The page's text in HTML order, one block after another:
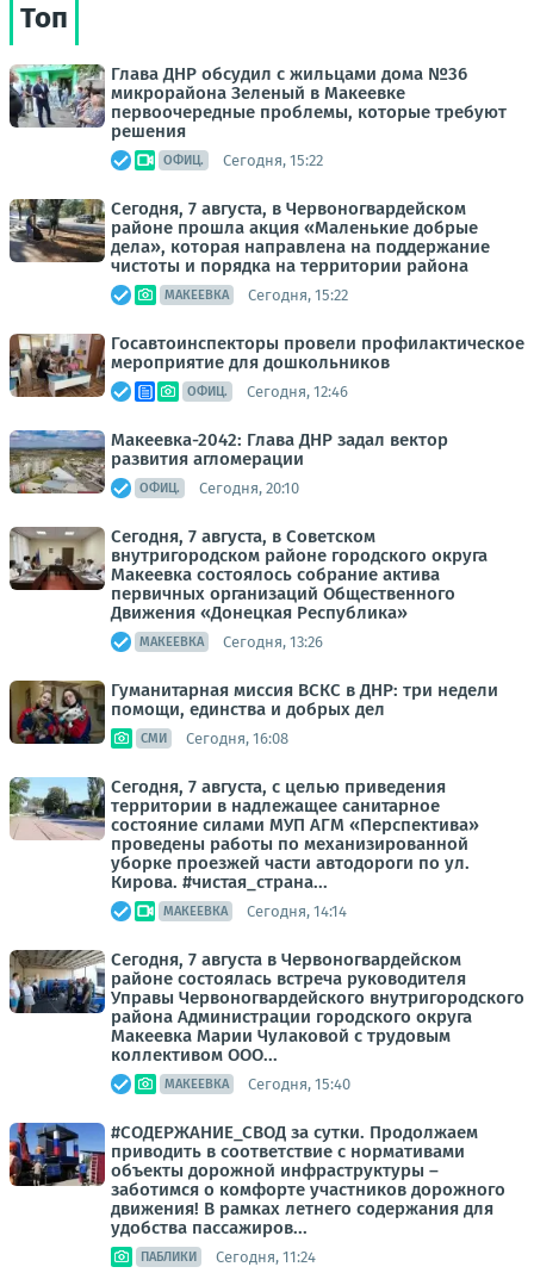
Топ
Глава ДНР обсудил с жильцами дома №36
микрорайона Зеленый в Макеевке
первоочередные проблемы, которые требуют
решения
ОФИЦ. Сегодня, 15:22
Сегодня, 7 августа, в Червоногвардейском
районе прошла акция «Маленькие добрые
дела», которая направлена на поддержание
чистоты и порядка на территории района
МАКЕЕВКА Сегодня, 15:22
Госавтоинспекторы провели профилактическое
мероприятие для дошкольников
ОФИЦ. Сегодня, 12:46
Макеевка-2042: Глава ДНР задал вектор
развития агломерации
ОФИЦ. Сегодня, 20:10
Сегодня, 7 августа, в Советском
внутригородском районе городского округа
Макеевка состоялось собрание актива
первичных организаций Общественного
Движения «Донецкая Республика»
МАКЕЕВКА Сегодня, 13:26
Гуманитарная миссия ВСКС в ДНР: три недели
помощи, единства и добрых дел
СМИ Сегодня, 16:08
Сегодня, 7 августа, с целью приведения
территории в надлежащее санитарное
состояние силами МУП АГМ «Перспектива»
проведены работы по механизированной
уборке проезжей части автодороги по ул.
Кирова. #чистая_страна...
МАКЕЕВКА Сегодня, 14:14
Сегодня, 7 августа в Червоногвардейском
районе состоялась встреча руководителя
Управы Червоногвардейского внутригородского
района Администрации городского округа
Макеевка Марии Чулаковой с трудовым
коллективом ООО...
МАКЕЕВКА Сегодня, 15:40
#СОДЕРЖАНИЕ_СВОД за сутки. Продолжаем
приводить в соответствие с нормативами
объекты дорожной инфраструктуры –
заботимся о комфорте участников дорожного
движения! В рамках летнего содержания для
удобства пассажиров...
ПАБЛИКИ Сегодня, 11:24